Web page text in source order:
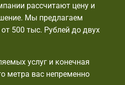
рассчитают цену и
Мы предлагаем
500 тыс. Рублей до двух
услуг и конечная
метра вас непременно